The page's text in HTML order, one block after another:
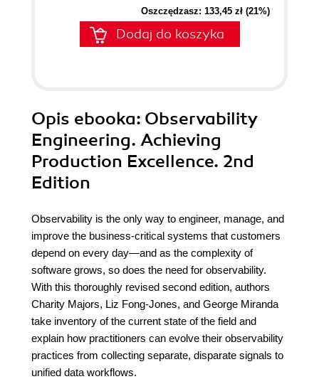
Oszczędzasz: 133,45 zł (21%)
Dodaj do koszyka
Opis ebooka: Observability
Engineering. Achieving
Production Excellence. 2nd
Edition
Observability is the only way to engineer, manage, and
improve the business-critical systems that customers
depend on every day—and as the complexity of
software grows, so does the need for observability.
With this thoroughly revised second edition, authors
Charity Majors, Liz Fong-Jones, and George Miranda
take inventory of the current state of the field and
explain how practitioners can evolve their observability
practices from collecting separate, disparate signals to
unified data workflows.